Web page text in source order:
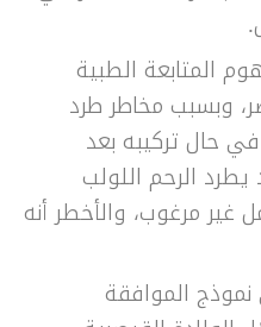
المتابعة الطبية
وبسبب مخاطر طرد
حال تركيبه بعد
يطرد الرحم اللولب
مرغوب، والأخطر أنه
الموافقة